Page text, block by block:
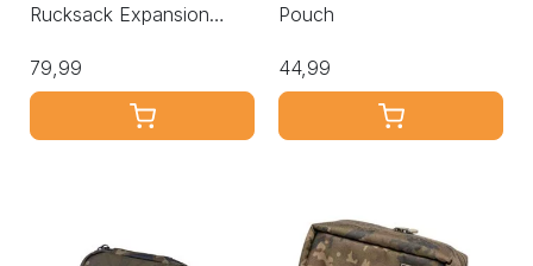
Rucksack Expansion
79,99
Pouch
44,99